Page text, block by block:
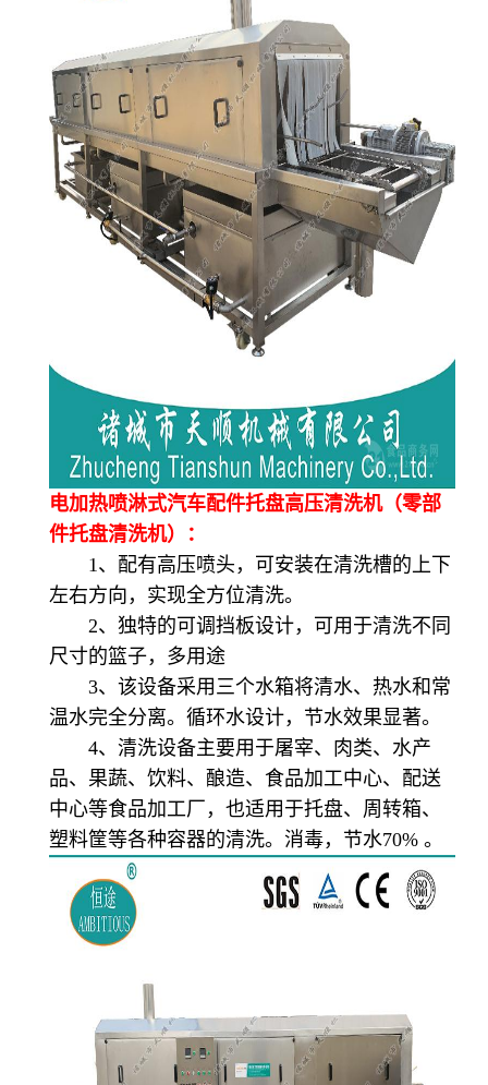
电加热喷淋式汽车配件托盘高压清洗机（零部
件托盘清洗机）：
1、配有高压喷头，可安装在清洗槽的上下
左右方向，实现全方位清洗。
2、独特的可调挡板设计，可用于清洗不同
尺寸的篮子，多用途
3、该设备采用三个水箱将清水、热水和常
温水完全分离。循环水设计，节水效果显著。
4、清洗设备主要用于屠宰、肉类、水产
品、果蔬、饮料、酿造、食品加工中心、配送
中心等食品加工厂，也适用于托盘、周转箱、
塑料筐等各种容器的清洗。消毒，节水70% 。